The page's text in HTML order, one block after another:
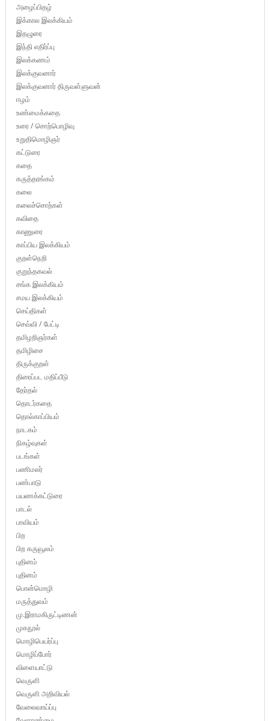
அழைப்பிதழ்
இக்கால இலக்கியம்
இதழுரை
இந்தி எதிர்ப்பு
இலக்கணம்
இலக்குவனார்
இலக்குவனார் திருவள்ளுவன்
ஈழம்
உண்மைக்கதை
உரை / சொற்பொழிவு
உறுதிமொழிஞர்
கட்டுரை
கதை
கருத்தரங்கம்
கலை
கலைச்சொற்கள்
கவிதை
காணுரை
காப்பிய இலக்கியம்
குறள்நெறி
குறுந்தகவல்
சங்க இலக்கியம்
சமய இலக்கியம்
செய்திகள்
செவ்வி / பேட்டி
தமிழறிஞர்கள்
தமிழிசை
திருக்குறள்
திரைப்பட மதிப்பீடு
தேர்தல்
தொடர்கதை
தொல்காப்பியம்
நாடகம்
நிகழ்வுகள்
படங்கள்
பணிமலர்
பண்பாடு
பயணக்கட்டுரை
பாடல்
பாவியம்
பிற
பிற கருவூலம்
புதினம்
புதினம்
பொன்மொழி
மருத்துவம்
மு.இராமகிருட்டிணன்
முகநூல்
மொழிபெயர்ப்பு
மொழிப்போர்
விளையாட்டு
வெருளி
வெருளி அறிவியல்
வேலைவாய்ப்பு